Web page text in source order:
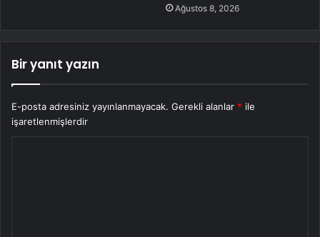
Ağustos 8, 2026
Bir yanıt yazın
E-posta adresiniz yayınlanmayacak. Gerekli alanlar * ile
işaretlenmişlerdir